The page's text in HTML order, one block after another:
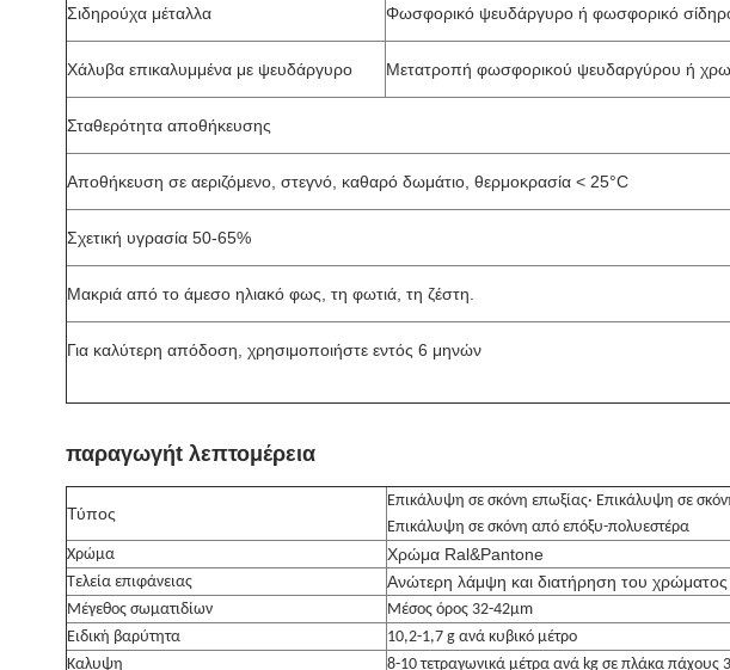
Σιδηρούχα μέταλλα Φωσφορικό ψευδάργυρο ή φωσφορικό
Χάλυβα επικαλυμμένα με ψευδάργυρο Μετατροπή φωσφορικού ψευδαργύρου ή
Σταθερότητα αποθήκευσης
Αποθήκευση σε αεριζόμενο, στεγνό, καθαρό δωμάτιο, θερμοκρασία < 25°C
Σχετική υγρασία 50-65%
Μακριά από το άμεσο ηλιακό φως, τη φωτιά, τη ζέστη.
Για καλύτερη απόδοση, χρησιμοποιήστε εντός 6 μηνών
παραγωγήt λεπτομέρεια
Τύπος
Επικάλυψη σε σκόνη επωξίας· Επικάλυψη σε
Επικάλυψη σε σκόνη από επόξυ-πολυεστέρα
Χρώμα
Χρώμα Ral&Pantone
Τελεία επιφάνειας Ανώτερη λάμψη και διατήρηση του χρώματος
Μέγεθος σωματιδίων
Μέσος όρος 32-42μm
Ειδική βαρύτητα
10,2-1,7 g ανά κυβικό μέτρο
Καλυψη
8-10 τετραγωνικά μέτρα ανά kg σε πλάκα πάχους